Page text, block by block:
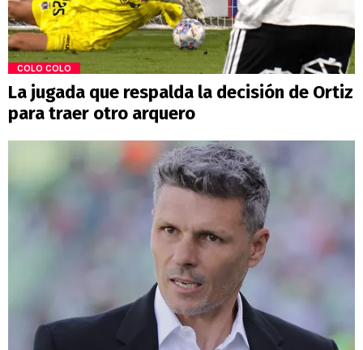
COLO COLO
La jugada que respalda la decisión de Ortiz
para traer otro arquero